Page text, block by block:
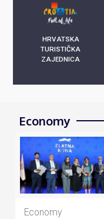
HRVATSKA
TURISTIČKA
ZAJEDNICA
Economy
Economy